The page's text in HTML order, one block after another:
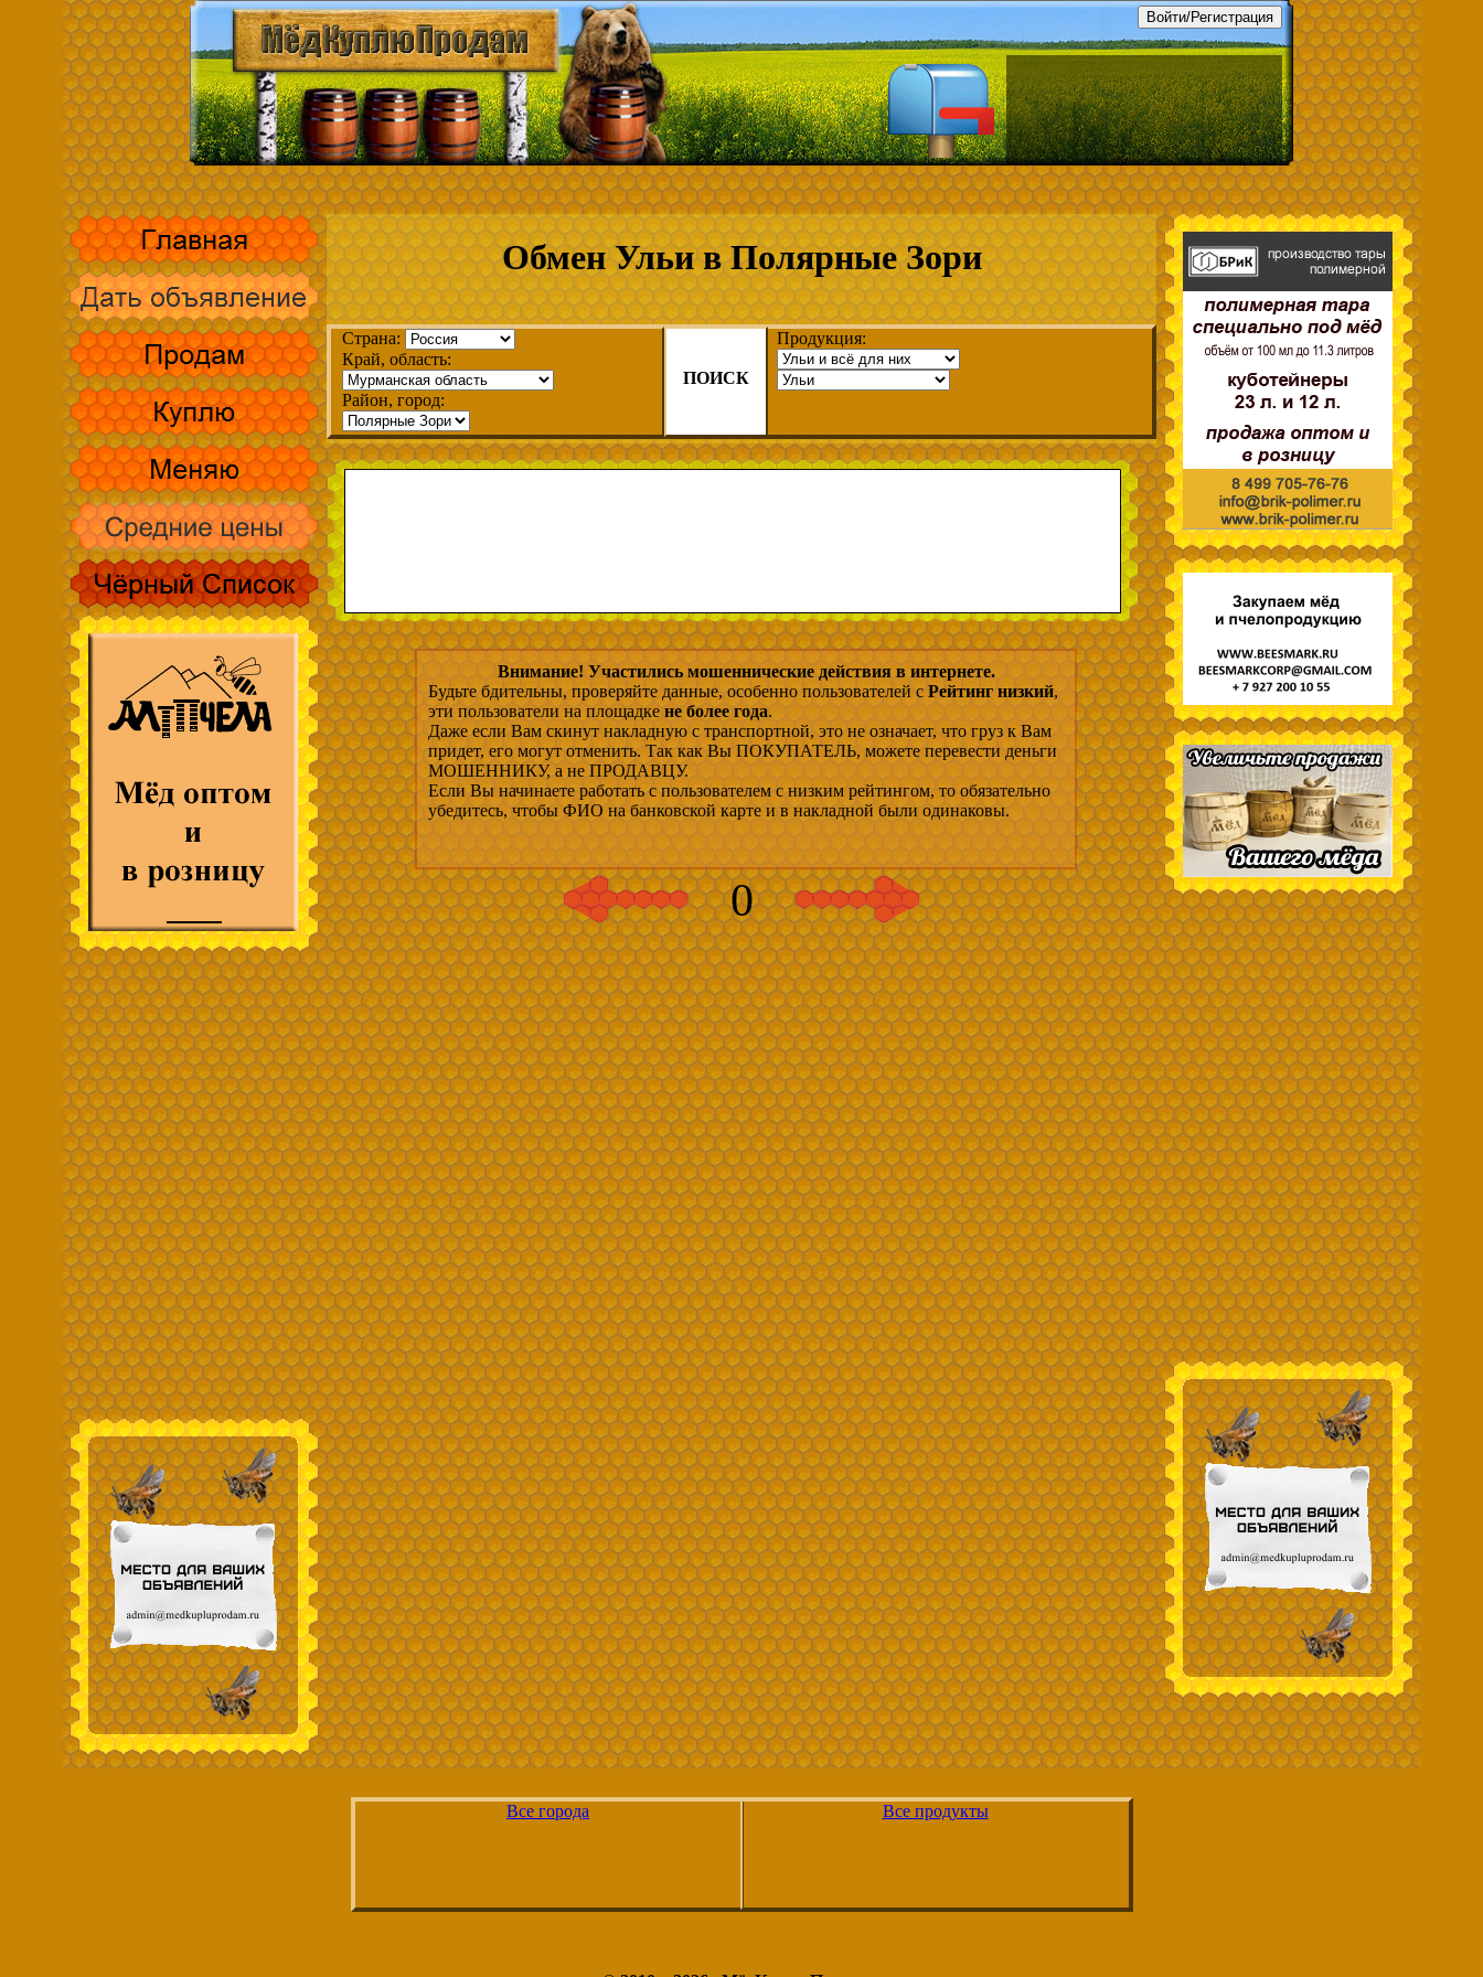
Обмен Ульи в Полярные Зори
Страна:
Край, область:
Район, город:
Продукция:
ПОИСК
Внимание! Участились мошеннические действия в интернете.
Будьте бдительны, проверяйте данные, особенно пользователей с Рейтинг низкий,
эти пользователи на площадке не более года.
Даже если Вам скинут накладную с транспортной, это не означает, что груз к Вам
придет, его могут отменить. Так как Вы ПОКУПАТЕЛЬ, можете перевести деньги
МОШЕННИКУ, а не ПРОДАВЦУ.
Если Вы начинаете работать с пользователем с низким рейтингом, то обязательно
убедитесь, чтобы ФИО на банковской карте и в накладной были одинаковы.
0
Все города Все продукты